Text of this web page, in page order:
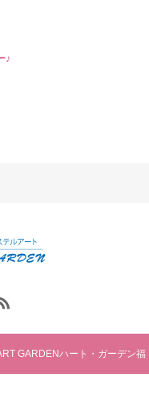
♪
GARDENハート・ガーデン福